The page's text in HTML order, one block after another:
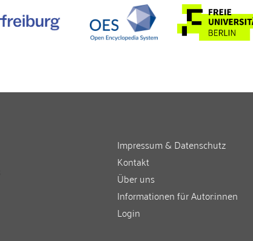
Impressum & Datenschutz
Kontakt
Über uns
Informationen für Autor:innen
Login